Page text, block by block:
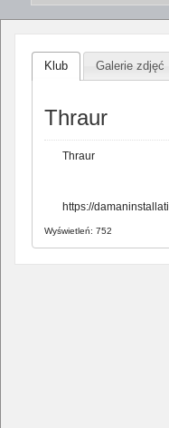
Klub Galerie zdjęć
Thraur
Thraur
https://
Wyświetleń: 752